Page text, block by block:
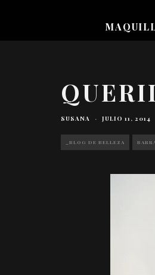
SUSANA · JULIO 11, 2014
_BLOG DE BELLEZA